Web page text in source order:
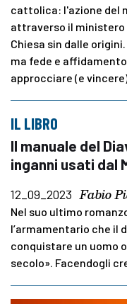
cattolica: l'azione del
attraverso il
Chiesa sin dalle
ma fede e
approcciare (e
IL LIBRO
Il manuale del
inganni usati dal
12_09_2023 Fabio
Nel suo ultimo
l’armamentario che il
conquistare un uomo
secolo». Facendogli